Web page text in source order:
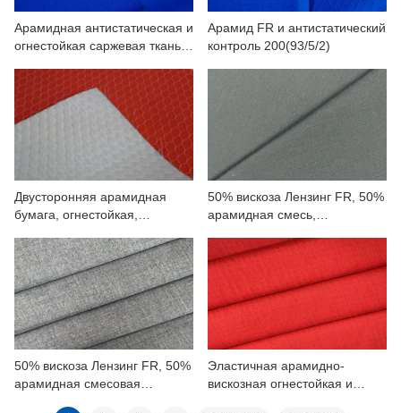
Арамидная антистатическая и
огнестойкая саржевая ткань
Арамид FR и антистатический
контроль 200(93/5/2)
Двусторонняя арамидная
бумага, огнестойкая,
50% вискоза Лензинг FR, 50%
арамидная смесь,
ткань
50% вискоза Лензинг FR, 50%
арамидная смесовая
Эластичная арамидно-
вискозная огнестойкая и